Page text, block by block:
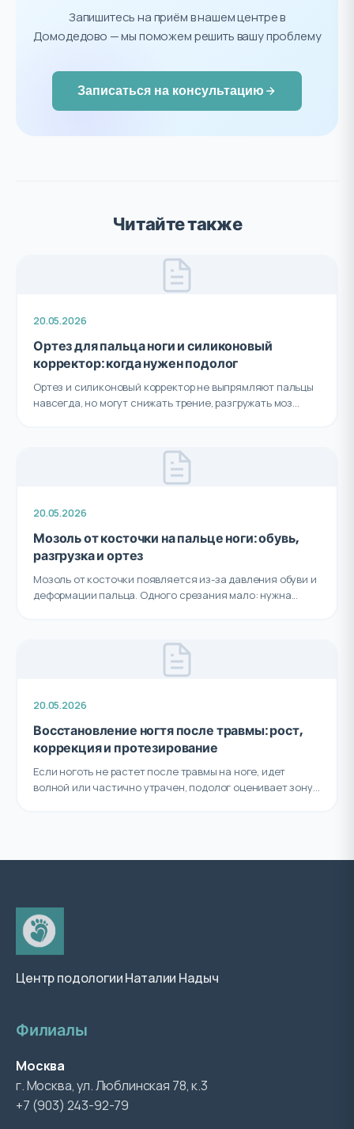
Запишитесь на приём в нашем центре в
Домодедово — мы поможем решить вашу проблему
Записаться на консультацию
Читайте также
20.05.2026
Ортез для пальца ноги и силиконовый
корректор: когда нужен подолог
Ортез и силиконовый корректор не выпрямляют пальцы
навсегда, но могут снижать трение, разгружать моз...
20.05.2026
Мозоль от косточки на пальце ноги: обувь,
разгрузка и ортез
Мозоль от косточки появляется из-за давления обуви и
деформации пальца. Одного срезания мало: нужна...
20.05.2026
Восстановление ногтя после травмы: рост,
коррекция и протезирование
Если ноготь не растет после травмы на ноге, идет
волной или частично утрачен, подолог оценивает зону...
Центр подологии Наталии Надыч
Филиалы
Москва
г. Москва, ул. Люблинская 78, к.3
+7 (903) 243-92-79